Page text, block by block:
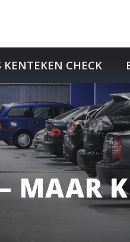
KENTEKEN CHECK
MAAR